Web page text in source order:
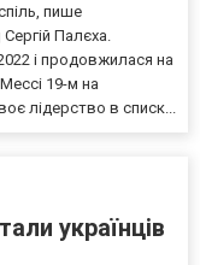
пише
Палєха.
і продовжилася на
19-м на
лідерство в списк...
українців